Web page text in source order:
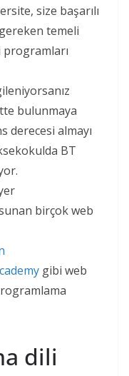
size başarılı
temeli
bulunmaya
derecesi almayı
BT
birçok web
gibi web
dili